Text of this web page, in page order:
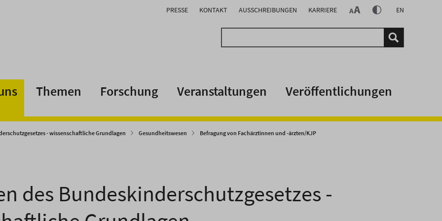
PRESSE KONTAKT AUSSCHREIBUNGEN KARRIERE EN
Themen Forschung Veranstaltungen Veröffentlichungen
- wissenschaftliche Grundlagen Gesundheitswesen Befragung von Fachärztinnen und -ärzten/KJP
des Bundeskinderschutzgesetzes -